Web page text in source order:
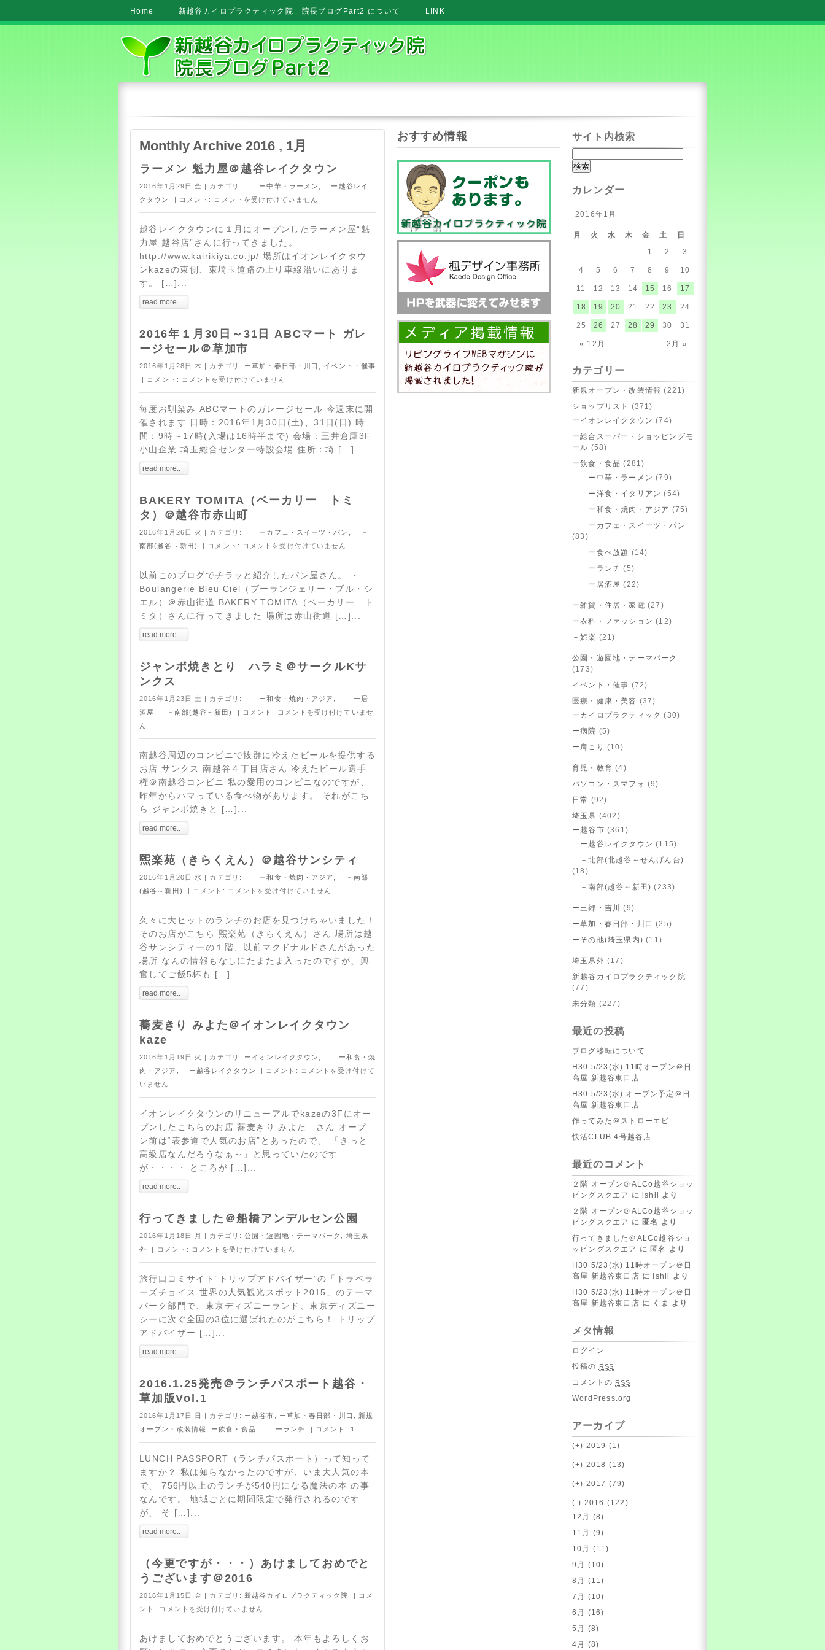
Home 新越谷カイロプラクティック院 院長ブログPart2 について LINK
Monthly Archive 2016 , 1月
ラーメン 魁力屋＠越谷レイクタウン
2016年1月29日 金 | カテゴリ: ー中華・ラーメン
ー越谷レイ
クタウン
| コメント: コメントを受け付けていません
越谷レイクタウンに１月にオープンしたラーメン屋“魁
力屋 越谷店”さんに行ってきました。
http://www.kairikiya.co.jp/ 場所はイオンレイクタウ
ンkazeの東側、東埼玉道路の上り車線沿いにありま
す。 […]...
read more..
2016年１月30日～31日 ABCマート ガレ
ージセール＠草加市
2016年1月28日 木 | カテゴリ: ー草加・春日部・川口
イベント・催事
| コメント:
コメントを受け付けていません
毎度お馴染み ABCマートのガレージセール 今週末に開
催されます 日時：2016年1月30日(土)、31日(日) 時
間：9時～17時(入場は16時半まで) 会場：三井倉庫3F
小山企業 埼玉総合センター特設会場 住所：埼 […]...
read more..
BAKERY TOMITA（ベーカリー トミ
タ）＠越谷市赤山町
2016年1月26日 火 | カテゴリ: ーカフェ・スイーツ・パン
－
南部(越谷～新田)
| コメント: コメントを受け付けていません
以前このブログでチラッと紹介したパン屋さん。 ・
Boulangerie Bleu Ciel（ブーランジェリー・ブル・シ
エル）＠赤山街道 BAKERY TOMITA（ベーカリー ト
ミタ）さんに行ってきました 場所は赤山街道 […]...
read more..
ジャンボ焼きとり ハラミ＠サークルKサ
ンクス
2016年1月23日 土 | カテゴリ: ー和食・焼肉・アジア
ー居
酒屋
－南部(越谷～新田) | コメント:
コメントを受け付けていませ
ん
南越谷周辺のコンビニで抜群に冷えたビールを提供する
お店 サンクス 南越谷４丁目店さん 冷えたビール選手
権＠南越谷コンビニ 私の愛用のコンビニなのですが、
昨年からハマっている食べ物があります。 それがこち
ら ジャンボ焼きと […]...
read more..
煕楽苑（きらくえん）＠越谷サンシティ
2016年1月20日 水 | カテゴリ: ー和食・焼肉・アジア
－南部
(越谷～新田)
| コメント: コメントを受け付けていません
久々に大ヒットのランチのお店を見つけちゃいました！
そのお店がこちら 煕楽苑（きらくえん）さん 場所は越
谷サンシティーの１階、以前マクドナルドさんがあった
場所 なんの情報もなしにたまたま入ったのですが、興
奮してご飯5杯も […]...
read more..
蕎麦きり みよた＠イオンレイクタウン
kaze
2016年1月19日 火 | カテゴリ: ーイオンレイクタウン
ー和食・焼
肉・アジア
ー越谷レイクタウン | コメント:
コメントを受け付けて
いません
イオンレイクタウンのリニューアルでkazeの3Fにオー
プンしたこちらのお店 蕎麦きり みよた さん オープ
ン前は“表参道で人気のお店”とあったので、 「きっと
高級店なんだろうなぁ～」と思っていたのです
が・・・・ ところが […]...
read more..
行ってきました＠船橋アンデルセン公園
2016年1月18日 月 | カテゴリ:公園・遊園地・テーマパーク
埼玉県
外 | コメント: コメントを受け付けていません
旅行口コミサイト“トリップアドバイザー”の「トラベラ
ーズチョイス 世界の人気観光スポット2015」のテーマ
パーク部門で、東京ディズニーランド、東京ディズニー
シーに次ぐ全国の3位に選ばれたのがこちら！ トリップ
アドバイザー […]...
read more..
2016.1.25発売＠ランチパスポート越谷・
草加版Vol.1
2016年1月17日 日 | カテゴリ: ー越谷市 ー草加・春日部・川口
新規
オープン・改装情報
ー飲食・食品 ーランチ | コメント: 1
LUNCH PASSPORT（ランチパスポート）って知って
ますか？ 私は知らなかったのですが、いま大人気の本
で、 756円以上のランチが540円になる魔法の本 の事
なんです。 地域ごとに期間限定で発行されるのです
が、 そ […]...
read more..
（今更ですが・・・）あけましておめでと
うございます＠2016
2016年1月15日 金 | カテゴリ: 新越谷カイロプラクティック院
| コメ
ント:
コメントを受け付けていません
あけましておめでとうございます。 本年もよろしくお
おすすめ情報 サイト内検索
カレンダー
2016年1月
月 火 水 木 金 土 日
« 12月 2月 »
1 2 3
4 5 6 7 8 9 10
11 12 13 14 15 16 17
18 19 20 21 22 23 24
25 26 27 28 29 30 31
カテゴリー
新規オープン・改装情報 (221)
ショップリスト
(371)
ーイオンレイクタウン (74)
ー総合スーパー・ショッピングモ
ール (58)
ー飲食・食品 (281)
ー中華・ラーメン (79)
ー洋食・イタリアン (54)
ー和食・焼肉・アジア (75)
ーカフェ・スイーツ・パン
(83)
ー食べ放題 (14)
ーランチ (5)
ー居酒屋 (22)
ー雑貨・住居・家電 (27)
ー衣料・ファッション (12)
－娯楽 (21)
公園・遊園地・テーマパーク
(173)
イベント・催事 (72)
医療・健康・美容 (37)
ーカイロプラクティック (30)
ー病院 (5)
ー肩こり (10)
育児・教育 (4)
パソコン・スマフォ (9)
日常 (92)
埼玉県 (402)
ー越谷市 (361)
ー越谷レイクタウン (115)
－北部(北越谷～せんげん台)
(18)
－南部(越谷～新田) (233)
ー三郷・吉川
(9)
ー草加・春日部・川口 (25)
ーその他(埼玉県内) (11)
埼玉県外 (17)
新越谷カイロプラクティック院
(77)
未分類 (227)
最近の投稿
ブログ移転について
H30 5/23(水) 11時オープン＠日
高屋 新越谷東口店
H30 5/23(水) オープン予定＠日
高屋 新越谷東口店
作ってみた＠ストローエビ
快活CLUB 4号越谷店
最近のコメント
２階 オープン＠ALCo越谷ショッ
ピングスクエア にishii より
２階 オープン＠ALCo越谷ショッ
ピングスクエア に 匿名 より
行ってきました＠ALCo越谷ショ
ッピングスクエア に 匿名
より
H30 5/23(水) 11時オープン＠日
高屋 新越谷東口店 にishii より
H30 5/23(水) 11時オープン＠日
高屋 新越谷東口店 に くま より
メタ情報
ログイン
投稿の RSS
コメントの RSS
WordPress.org
アーカイブ
(+) 2019 (1)
(+) 2018 (13)
(+) 2017 (79)
(-) 2016 (122)
12月 (8)
11月 (9)
10月 (11)
9月 (10)
8月 (11)
7月 (10)
6月 (16)
5月 (8)
4月 (8)